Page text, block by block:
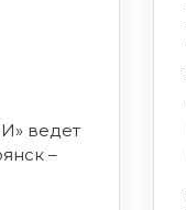
ведет
–